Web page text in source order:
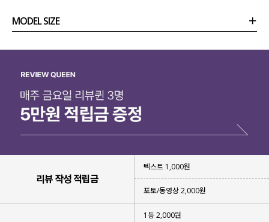
MODEL SIZE
리뷰 작성 적립금
텍스트 1,000원
포토/동영상 2,000원
1등 2,000원